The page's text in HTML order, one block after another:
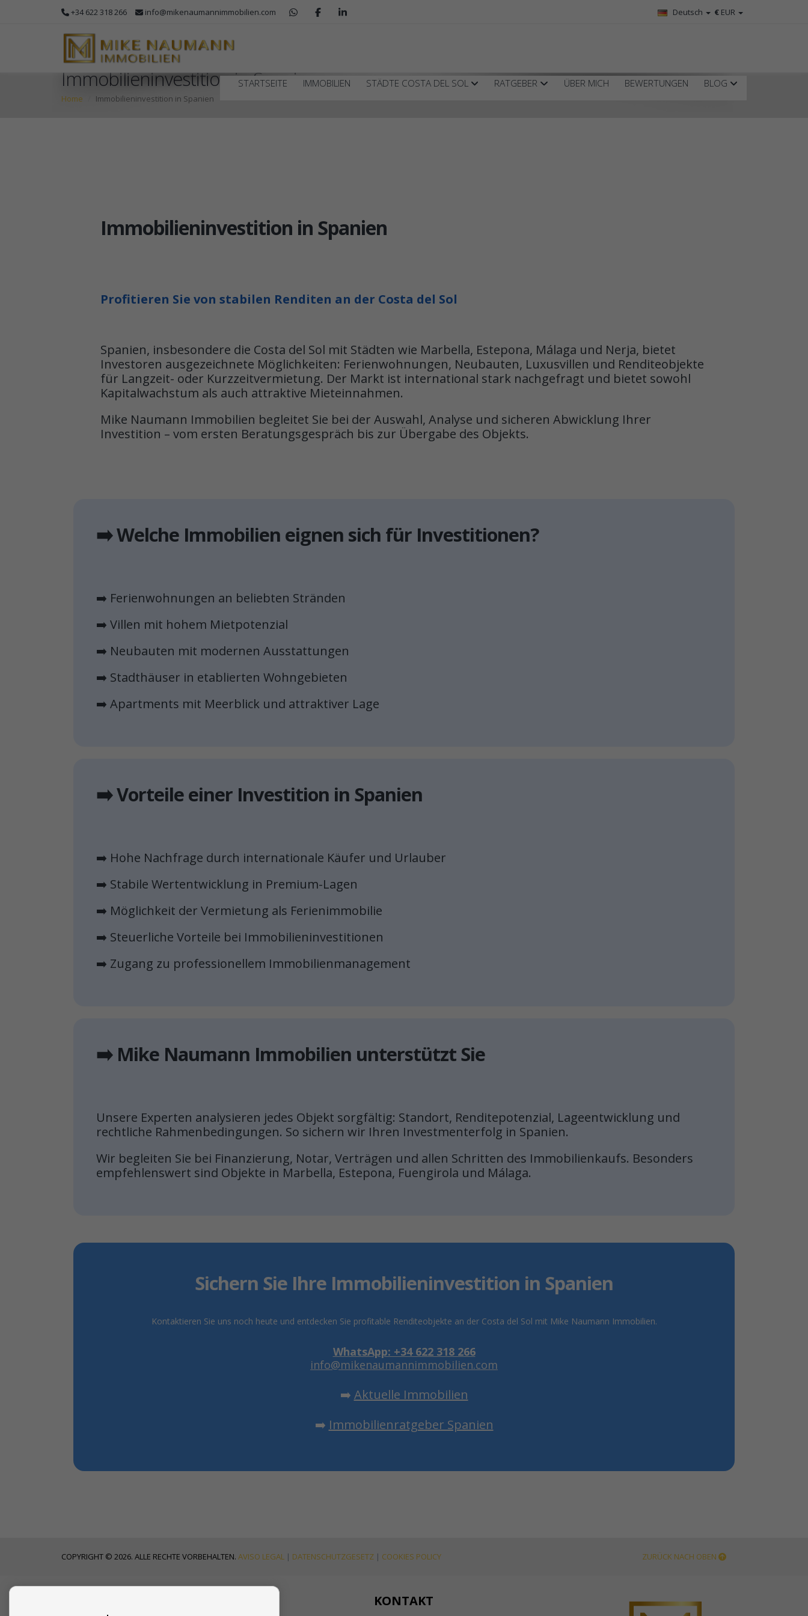
+34 622 318 266 info@mikenaumannimmobilien.com € EUR
Deutsch
STARTSEITE IMMOBILIEN STÄDTE COSTA DEL SOL RATGEBER ÜBER MICH BEWERTUNGEN BLOG
Immobilieninvestition in Spanien
Home Immobilieninvestition in Spanien
Immobilieninvestition in Spanien
Profitieren Sie von stabilen Renditen an der Costa del Sol
Spanien, insbesondere die Costa del Sol mit Städten wie Marbella, Estepona, Málaga und Nerja, bietet
Investoren ausgezeichnete Möglichkeiten: Ferienwohnungen, Neubauten, Luxusvillen und Renditeobjekte
für Langzeit- oder Kurzzeitvermietung. Der Markt ist international stark nachgefragt und bietet sowohl
Kapitalwachstum als auch attraktive Mieteinnahmen.
Mike Naumann Immobilien begleitet Sie bei der Auswahl, Analyse und sicheren Abwicklung Ihrer
Investition – vom ersten Beratungsgespräch bis zur Übergabe des Objekts.
➡️ Welche Immobilien eignen sich für Investitionen?
➡️ Ferienwohnungen an beliebten Stränden
➡️ Villen mit hohem Mietpotenzial
➡️ Neubauten mit modernen Ausstattungen
➡️ Stadthäuser in etablierten Wohngebieten
➡️ Apartments mit Meerblick und attraktiver Lage
➡️ Vorteile einer Investition in Spanien
➡️ Hohe Nachfrage durch internationale Käufer und Urlauber
➡️ Stabile Wertentwicklung in Premium-Lagen
➡️ Möglichkeit der Vermietung als Ferienimmobilie
➡️ Steuerliche Vorteile bei Immobilieninvestitionen
➡️ Zugang zu professionellem Immobilienmanagement
➡️ Mike Naumann Immobilien unterstützt Sie
Unsere Experten analysieren jedes Objekt sorgfältig: Standort, Renditepotenzial, Lageentwicklung und
rechtliche Rahmenbedingungen. So sichern wir Ihren Investmenterfolg in Spanien.
Wir begleiten Sie bei Finanzierung, Notar, Verträgen und allen Schritten des Immobilienkaufs. Besonders
empfehlenswert sind Objekte in Marbella, Estepona, Fuengirola und Málaga.
Sichern Sie Ihre Immobilieninvestition in Spanien
Kontaktieren Sie uns noch heute und entdecken Sie profitable Renditeobjekte an der Costa del Sol mit Mike Naumann Immobilien.
WhatsApp: +34 622 318 266
info@mikenaumannimmobilien.com
➡️ Aktuelle Immobilien
➡️ Immobilienratgeber Spanien
COPYRIGHT © 2026. ALLE RECHTE VORBEHALTEN. AVISO LEGAL | DATENSCHUTZGESETZ | COOKIES POLICY ZURÜCK NACH OBEN
KONTAKT